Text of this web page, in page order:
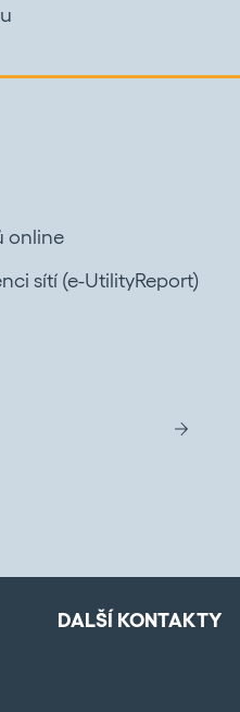
online
sítí (e-UtilityReport)
DALŠÍ KONTAKTY